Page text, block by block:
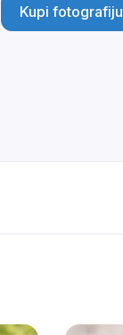
Kupi fotografiju